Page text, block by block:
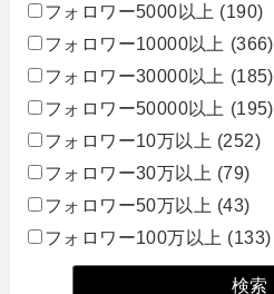
フォロワー5000以上 (190)
フォロワー10000以上 (366)
フォロワー30000以上 (185)
フォロワー50000以上 (195)
フォロワー10万以上 (252)
フォロワー30万以上 (79)
フォロワー50万以上 (43)
フォロワー100万以上 (133)